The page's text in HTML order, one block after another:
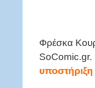
Φρέσκα
SoComic.gr.